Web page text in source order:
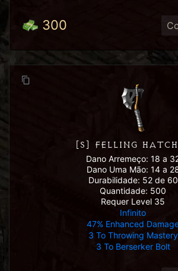
300
[S] FELLING
Dano Arremeço: 18 a
Dano Uma Mão: 14 a
Durabilidade: 52 de 60
Quantidade: 500
Requer Level 35
Infinito
47% Enhanced
3 To Throwing Mastery
3 To Berserker Bolt